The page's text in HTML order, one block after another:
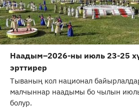
Наадым–2026-ны июль 23-25
эрттирер
Тываның кол национал
малчыннар наадымы бо чылын
болур.